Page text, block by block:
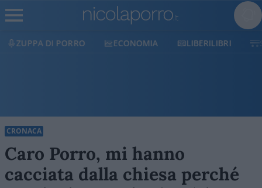
ECONOMIA LIBERILIBRI SHOP SOSTIENICI
CRONACA
Caro Porro, mi hanno
cacciata dalla chiesa perché